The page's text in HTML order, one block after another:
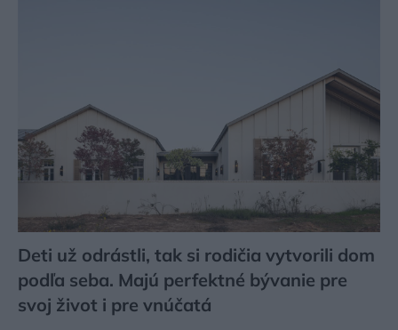
Deti už odrástli, tak si rodičia vytvorili dom
podľa seba. Majú perfektné bývanie pre
svoj život i pre vnúčatá